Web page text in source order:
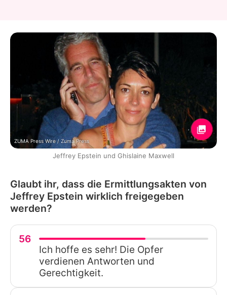
ZUMA Press Wire / Zuma Press
Jeffrey Epstein und Ghislaine Maxwell
Glaubt ihr, dass die Ermittlungsakten von
Jeffrey Epstein wirklich freigegeben
werden?
56
Ich hoffe es sehr! Die Opfer
verdienen Antworten und
Gerechtigkeit.